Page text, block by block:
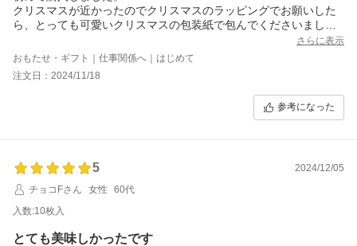
クリスマスが近かったのでクリスマスのラッピングでお願いした
ら、とっても可愛いクリスマスの包装紙で包んでくださいまし
中の個包装のパッケージも高級感があり、気に入りました。
ラングドシャもとても美味しかったです。
おまけで別のラングドシャが入っていて嬉しかったです。
さらに表示
おもたせ・ギフト｜仕事関係へ｜はじめて
注文日：2024/11/18
参考になった
5
2024/12/05
チョコFさん
女性
60代
入数:10枚入
とても美味しかったです